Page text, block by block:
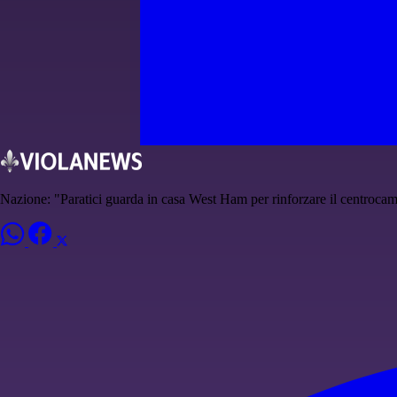
Nazione: "Paratici guarda in casa West Ham per rinforzare il